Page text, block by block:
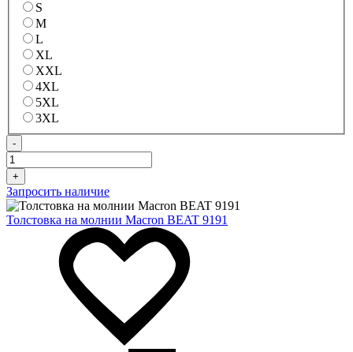
S
M
L
XL
XXL
4XL
5XL
3XL
-
+
Запросить наличие
Толстовка на молнии Macron BEAT 9191